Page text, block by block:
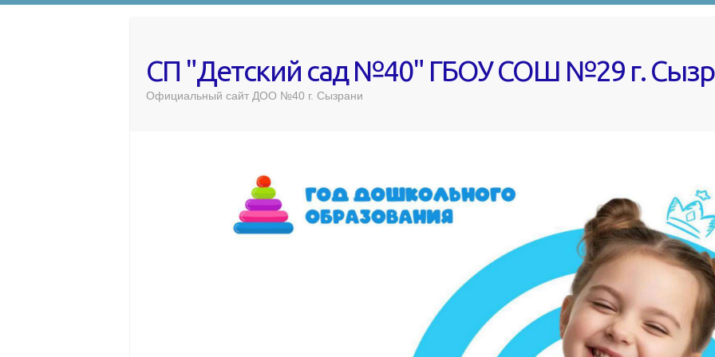
СП "Детский сад №40" ГБОУ СОШ №29 г.
Официальный сайт ДОО №40 г. Сызрани